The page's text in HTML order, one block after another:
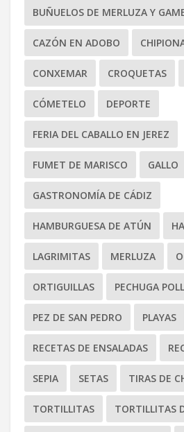
BUÑUELOS DE MERLUZA Y
CAZÓN EN ADOBO
CONXEMAR CROQUETAS
CÓMETELO DEPORTE
FERIA DEL CABALLO EN JEREZ
FUMET DE MARISCO GALLO
GASTRONOMÍA DE CÁDIZ
HAMBURGUESA DE ATÚN
LAGRIMITAS MERLUZA
ORTIGUILLAS PECHUGA
PEZ DE SAN PEDRO PLAYAS
RECETAS DE ENSALADAS
SEPIA SETAS TIRAS DE
TORTILLITAS TORTILLITAS